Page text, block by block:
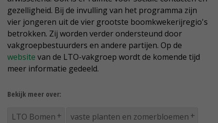
gezelligheid. Bij de invulling van het programma zijn
vier jongeren uit de vier grootste boomkwekerijregio's
betrokken. Zij worden verder ondersteund door
vakgroepbestuurders en andere partijen. Op de
website van de LTO-vakgroep wordt de komende tijd
meer informatie gedeeld.
Bekijk meer over:
LTO Bomen vaste planten en zomerbloemen